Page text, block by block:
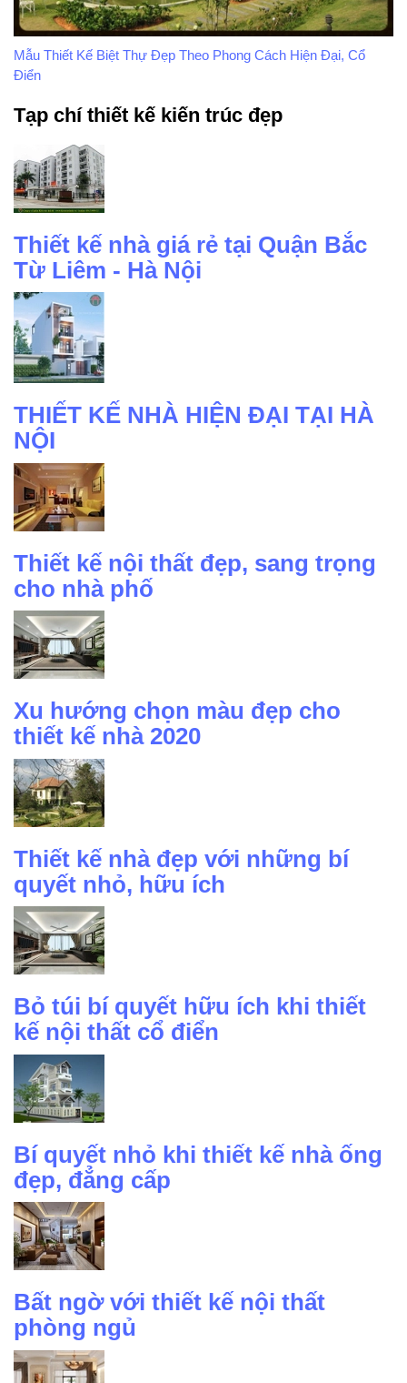
Mẫu Thiết Kế Biệt Thự Đẹp Theo Phong Cách Hiện Đại, Cổ
Điển
Tạp chí thiết kế kiến trúc đẹp
Thiết kế nhà giá rẻ tại Quận Bắc
Từ Liêm - Hà Nội
THIẾT KẾ NHÀ HIỆN ĐẠI TẠI HÀ
NỘI
Thiết kế nội thất đẹp, sang trọng
cho nhà phố
Xu hướng chọn màu đẹp cho
thiết kế nhà 2020
Thiết kế nhà đẹp với những bí
quyết nhỏ, hữu ích
Bỏ túi bí quyết hữu ích khi thiết
kế nội thất cổ điển
Bí quyết nhỏ khi thiết kế nhà ống
đẹp, đẳng cấp
Bất ngờ với thiết kế nội thất
phòng ngủ